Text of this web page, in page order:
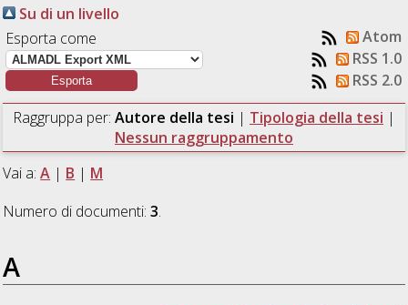
Su di un livello
Esporta come
Atom
RSS 1.0
RSS 2.0
Raggruppa per: Autore della tesi | Tipologia della tesi |
Nessun raggruppamento
Vai a:A | B | M
Numero di documenti:3.
A